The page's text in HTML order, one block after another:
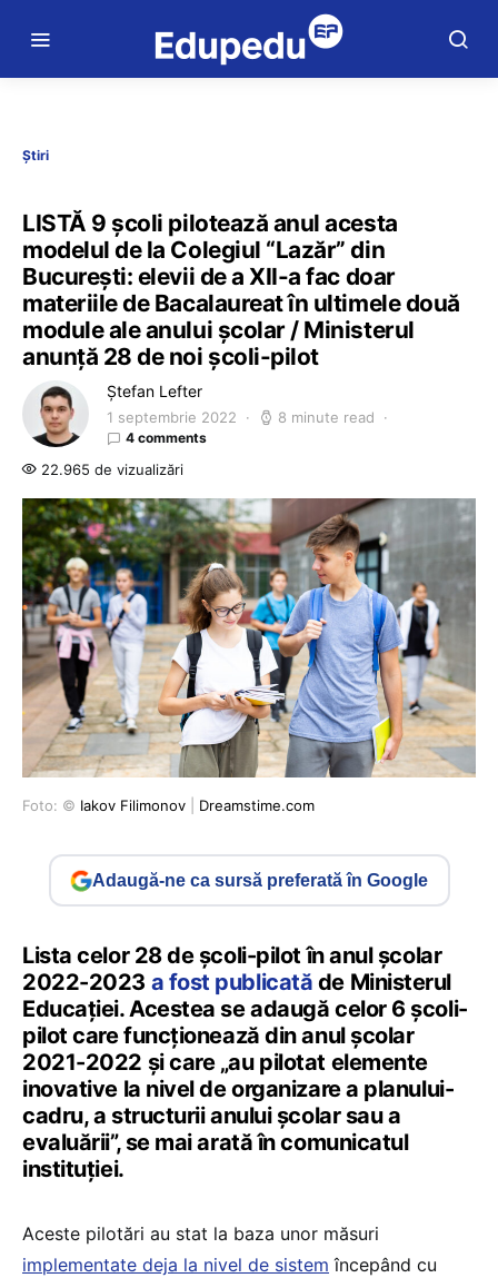
Știri
LISTĂ 9 școli pilotează anul acesta
modelul de la Colegiul “Lazăr” din
București: elevii de a XII-a fac doar
materiile de Bacalaureat în ultimele două
module ale anului școlar / Ministerul
anunță 28 de noi școli-pilot
Ștefan Lefter
1 septembrie 2022 8 minute read
4 comments
22.965 de vizualizări
Foto: © Iakov Filimonov Dreamstime.com
Adaugă-ne ca sursă preferată în Google
Lista celor 28 de școli-pilot în anul școlar
2022-2023 a fost publicată de Ministerul
Educației. Acestea se adaugă celor 6 școli-
pilot care funcționează din anul școlar
2021-2022 și care „au pilotat elemente
inovative la nivel de organizare a planului-
cadru, a structurii anului școlar sau a
evaluării”, se mai arată în comunicatul
instituției.
Aceste pilotări au stat la baza unor măsuri
implementate deja la nivel de sistem începând cu